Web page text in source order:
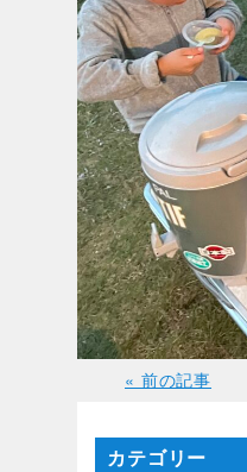
« 前の記事
カテゴリー